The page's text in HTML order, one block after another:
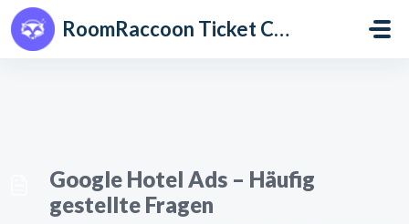
Zum hauptsächlichen Inhalt gehen
RoomRaccoon Ticket Centre
Google Hotel Ads – Häufig
gestellte Fragen